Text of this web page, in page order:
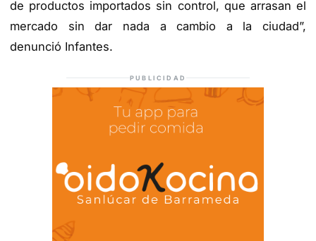
de productos importados sin control, que arrasan el
mercado sin dar nada a cambio a la ciudad”,
denunció Infantes.
PUBLICIDAD